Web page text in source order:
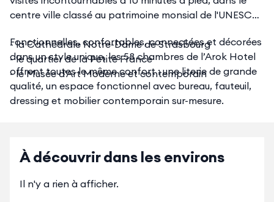
centre ville classé au patrimoine monsial de l'UNESCO:
- la Cathédrale Notre-Dame de Strasbourg
- le quartier de la Petite France
- le Musée d'Art Moderne et contemporain
Fonctionnelles, confortables, connectées et décorées
dans un style unique, les 58 chambres de l’Arok Hotel
offrent toutes le même confort : une literie de grande
qualité, un espace fonctionnel avec bureau, fauteuil,
dressing et mobilier contemporain sur-mesure.
À découvrir dans les environs
Il n'y a rien à afficher.